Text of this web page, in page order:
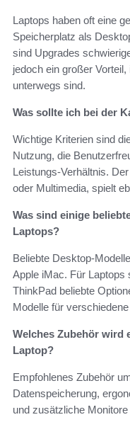
Laptops haben oft eine
Speicherplatz als
sind Upgrades
jedoch ein großer
unterwegs sind.
Was sollte ich bei der
Wichtige Kriterien sind
Nutzung, die
Leistungs-Verhältnis.
oder Multimedia, spielt
Was sind einige
Laptops?
Beliebte Desktop-
Apple iMac. Für Laptops
ThinkPad beliebte
Modelle für
Welches Zubehör wird
Laptop?
Empfohlenes Zubehör
Datenspeicherung,
und zusätzliche